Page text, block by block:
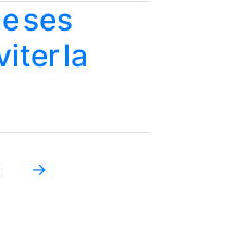
ses
la
→